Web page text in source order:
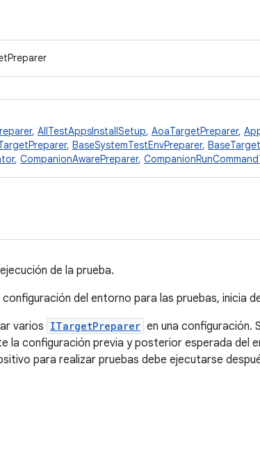
, AllTestAppsInstallSetup, AoaTargetPreparer,
, BaseSystemTestEnvPreparer,
, CompanionAwarePreparer,
de la prueba.
del entorno para las pruebas, inicia
varios ITargetPreparer en una configuración.
la configuración previa y posterior esperada del
para realizar pruebas debe ejecutarse